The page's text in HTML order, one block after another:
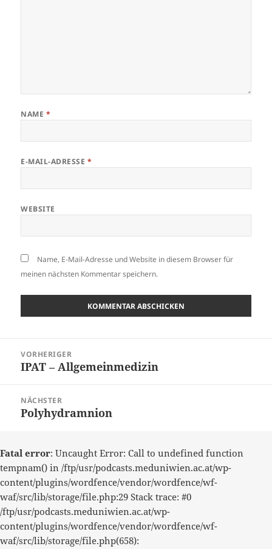
NAME *
E-MAIL-ADRESSE *
WEBSITE
Name, E-Mail-Adresse und Website in diesem Browser für
meinen nächsten Kommentar speichern.
VORHERIGER
Vorheriger
IPAT – Allgemeinmedizin
NÄCHSTER
Nächster
Polyhydramnion
Fatal error: Uncaught Error: Call to undefined function
tempnam() in /ftp/usr/podcasts.meduniwien.ac.at/wp-
content/plugins/wordfence/vendor/wordfence/wf-
waf/src/lib/storage/file.php:29 Stack trace: #0
/ftp/usr/podcasts.meduniwien.ac.at/wp-
content/plugins/wordfence/vendor/wordfence/wf-
waf/src/lib/storage/file.php(658):